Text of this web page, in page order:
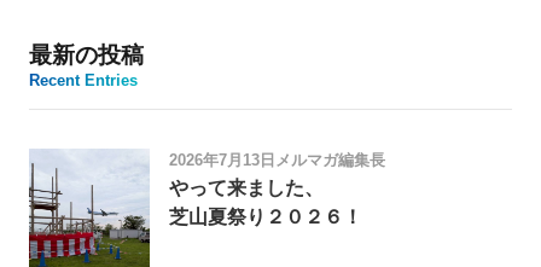
最新の投稿
Recent Entries
2026年7月13日 メルマガ編集長
やって来ました、
芝山夏祭り２０２６！